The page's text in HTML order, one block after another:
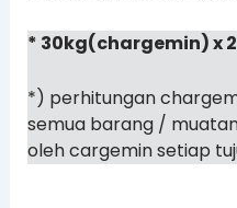
* 30kg(chargemin) x
*) perhitungan
semua barang /
oleh cargemin setiap